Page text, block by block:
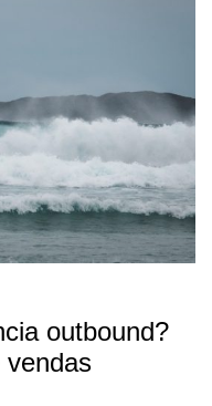
outbound?
vendas